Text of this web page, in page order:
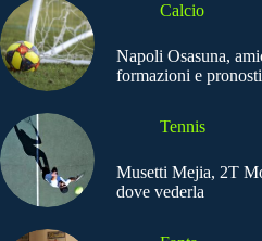
Calcio
Napoli Osasuna,
formazioni e
Tennis
Musetti Mejia, 2T
dove vederla